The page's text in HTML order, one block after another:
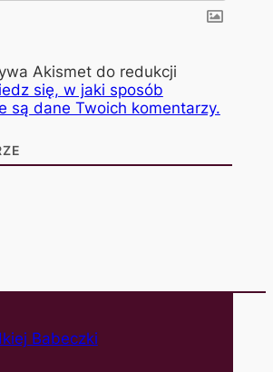
Akismet do redukcji
się, w jaki sposób
są dane Twoich komentarzy.
Babeczki